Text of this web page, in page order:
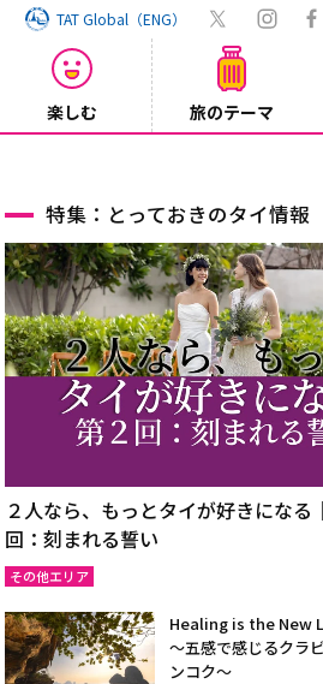
TAT Global（ENG）
楽しむ 旅のテーマ
特集：とっておきのタイ情報
２人なら、もっとタイが好きになる
回：刻まれる誓い
その他エリア
Healing is the New
～五感で感じるクラ
ンコク～